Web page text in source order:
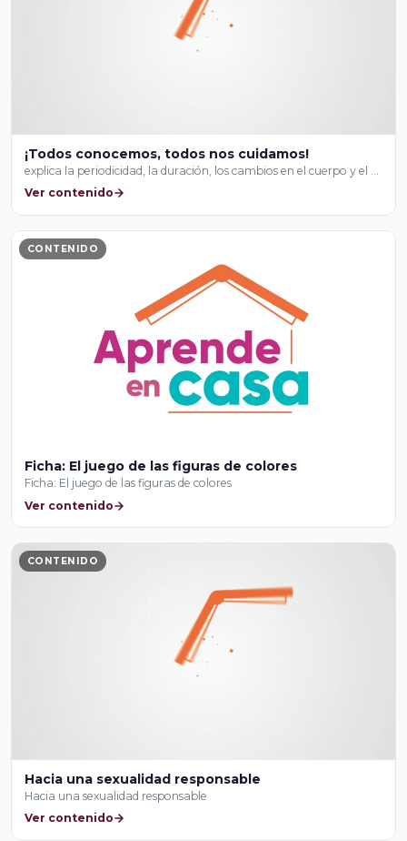
¡Todos conocemos, todos nos cuidamos!
explica la periodicidad, la duración, los cambios en el cuerpo y el …
Ver contenido
CONTENIDO
Ficha: El juego de las figuras de colores
Ficha: El juego de las figuras de colores
Ver contenido
CONTENIDO
Hacia una sexualidad responsable
Hacia una sexualidad responsable
Ver contenido